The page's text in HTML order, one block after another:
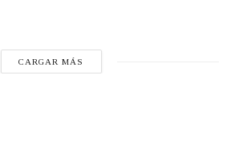
CARGAR MÁS